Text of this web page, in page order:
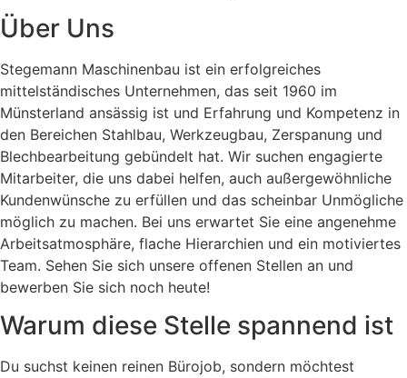
Über Uns
Stegemann Maschinenbau ist ein erfolgreiches
mittelständisches Unternehmen, das seit 1960 im
Münsterland ansässig ist und Erfahrung und Kompetenz in
den Bereichen Stahlbau, Werkzeugbau, Zerspanung und
Blechbearbeitung gebündelt hat. Wir suchen engagierte
Mitarbeiter, die uns dabei helfen, auch außergewöhnliche
Kundenwünsche zu erfüllen und das scheinbar Unmögliche
möglich zu machen. Bei uns erwartet Sie eine angenehme
Arbeitsatmosphäre, flache Hierarchien und ein motiviertes
Team. Sehen Sie sich unsere offenen Stellen an und
bewerben Sie sich noch heute!
Warum diese Stelle spannend ist
Du suchst keinen reinen Bürojob, sondern möchtest